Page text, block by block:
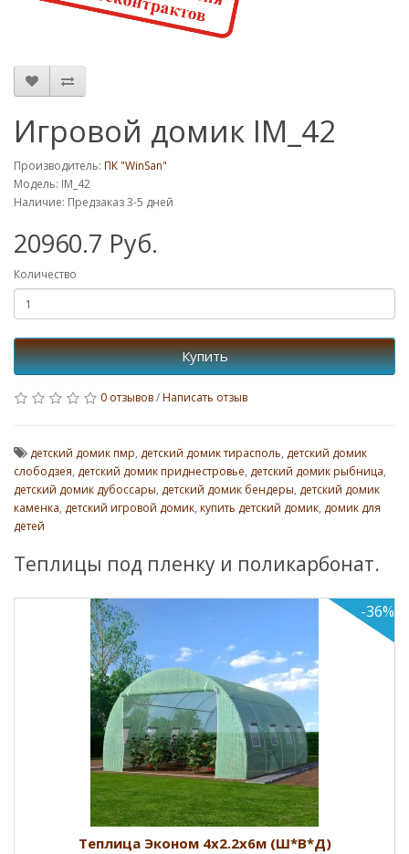
Игровой домик IM_42
Производитель: ПК "WinSan"
Модель: IM_42
Наличие: Предзаказ 3-5 дней
20960.7 Руб.
Количество
Купить
0 отзывов/Написать отзыв
детский домик пмр, детский домик тирасполь, детский домик
слободзея, детский домик приднестровье, детский домик рыбница,
детский домик дубоссары, детский домик бендеры, детский домик
каменка, детский игровой домик, купить детский домик, домик для
детей
Теплицы под пленку и поликарбонат.
4х2.2х6м (Ш*В*Д)
Теплица
Успей купить по старым
каркас (1 дверь,